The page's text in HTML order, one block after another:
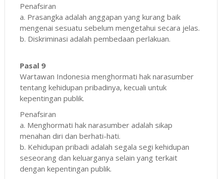
Penafsiran
a. Prasangka adalah anggapan yang kurang baik
mengenai sesuatu sebelum mengetahui secara jelas.
b. Diskriminasi adalah pembedaan perlakuan.
Pasal 9
Wartawan Indonesia menghormati hak narasumber
tentang kehidupan pribadinya, kecuali untuk
kepentingan publik.
Penafsiran
a. Menghormati hak narasumber adalah sikap
menahan diri dan berhati-hati.
b. Kehidupan pribadi adalah segala segi kehidupan
seseorang dan keluarganya selain yang terkait
dengan kepentingan publik.